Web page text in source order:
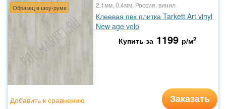
Образец в шоу-руме 2.1мм, 0.4мм, Россия, винил
Клеевая пвх плитка Tarkett Art vinyl
New age volo
Купить за 1199 р/м2
Заказать
Добавить к сравнению